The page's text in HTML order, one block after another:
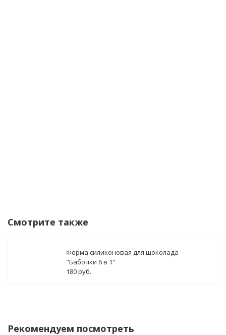
Смотрите также
Форма силиконовая для шоколада
"Бабочки 6 в 1"
180 руб.
Рекомендуем посмотреть